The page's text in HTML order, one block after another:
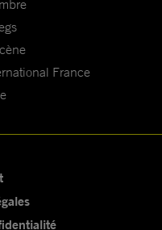
France